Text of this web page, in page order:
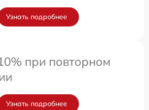
Узнать подробнее
при повторном
Узнать подробнее